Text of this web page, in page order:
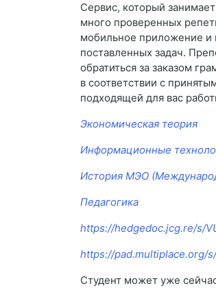
Сервис, который
много проверенных
мобильное приложение и
поставленных задач.
обратиться за заказом
в соответствии с
подходящей для вас
Экономическая теория
Информационные
История МЭО
Педагогика
https://hedgedoc.jcg.re/s/
https://pad.multiplace.org/
Студент может уже